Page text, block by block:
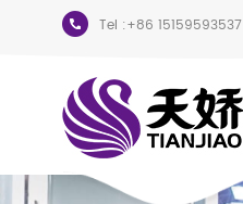
Tel :+86 15159593537